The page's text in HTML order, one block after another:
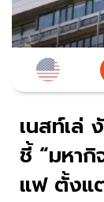
เนสท์เล่
ชี้ “มหากิ
แฟ ตั้งแ